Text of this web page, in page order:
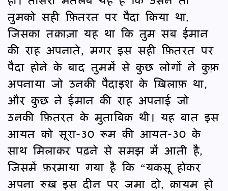
तुमको सही फ़ितरत पर पैदा किया था,
जिसका तक़ाज़ा यह था कि तुम सब ईमान
की राह अपनाते, मगर इस सही फ़ितरत पर
पैदा होने के बाद तुममें से कुछ लोगों ने कुफ़्र
अपनाया जो उनकी पैदाइश के ख़िलाफ़ था,
और कुछ ने ईमान की राह अपनाई जो
उनकी फ़ितरत के मुताबिक़ थी। यह बात इस
आयत को सूरा-30 रूम की आयत-30 के
साथ मिलाकर पढ़ने से समझ में आती है,
जिसमें फ़रमाया गया है कि “यकसू होकर
अपना रुख़ इस दीन पर जमा दो, क़ायम हो